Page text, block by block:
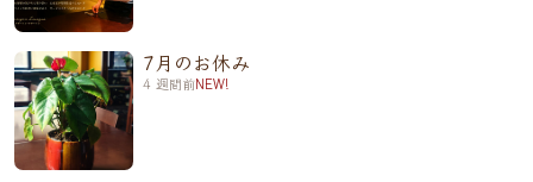
7月のお休み
4 週間前NEW!